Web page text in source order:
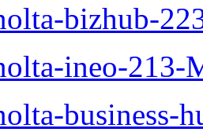
bizhub-
ineo-213-
business-